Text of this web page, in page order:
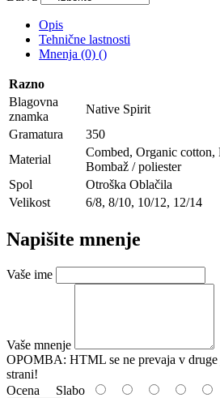
Opis
Tehnične lastnosti
Mnenja (0) ()
Razno
Blagovna
znamka
Native Spirit
Gramatura
350
Material
Combed, Organic cotton,
Bombaž / poliester
Spol
Otroška Oblačila
Velikost
6/8, 8/10, 10/12, 12/14
Napišite mnenje
Vaše ime
Vaše mnenje
OPOMBA: HTML se ne prevaja v
strani!
Ocena Slabo